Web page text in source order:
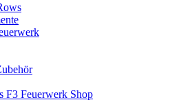
F3 Feuerwerk Shop